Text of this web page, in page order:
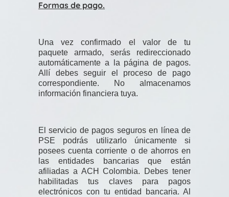
Formas de pago.
Una vez confirmado el valor de tu
paquete armado, serás redireccionado
automáticamente a la página de pagos.
Allí debes seguir el proceso de pago
correspondiente. No almacenamos
información financiera tuya.
El servicio de pagos seguros en línea de
PSE podrás utilizarlo únicamente si
posees cuenta corriente o de ahorros en
las entidades bancarias que están
afiliadas a ACH Colombia. Debes tener
habilitadas tus claves para pagos
electrónicos con tu entidad bancaria. Al